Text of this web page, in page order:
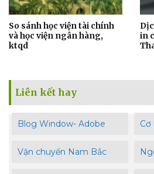
So sánh học viện tài chính
và học viện ngân hàng,
ktqd
in
Liên kết hay
Blog Window- Adobe Cơ
Vận chuyển Nam Bắc